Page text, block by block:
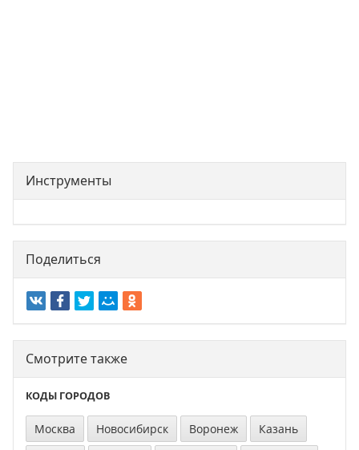
. .
Инструменты
Поделиться
Смотрите также
КОДЫ ГОРОДОВ
Москва Новосибирск Воронеж
Казань